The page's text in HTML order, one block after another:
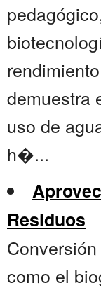
demuestra
uso de
h�...
Residuos
como el